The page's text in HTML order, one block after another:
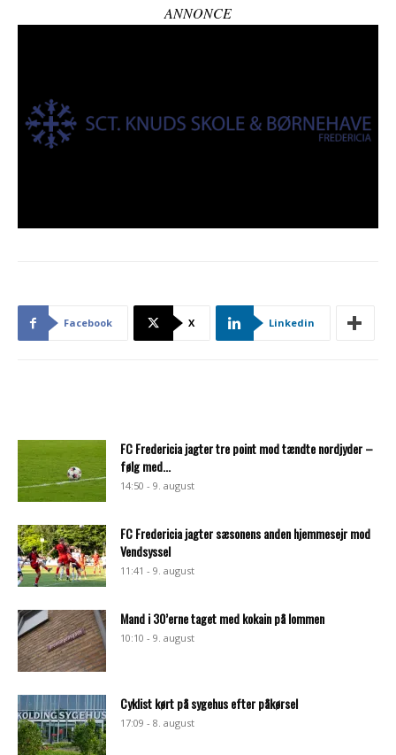
ANNONCE
Facebook X Linkedin
FC Fredericia jagter tre point mod tændte nordjyder –
følg med...
14:50 - 9. august
FC Fredericia jagter sæsonens anden hjemmesejr mod
Vendsyssel
11:41 - 9. august
Mand i 30’erne taget med kokain på lommen
10:10 - 9. august
Cyklist kørt på sygehus efter påkørsel
17:09 - 8. august